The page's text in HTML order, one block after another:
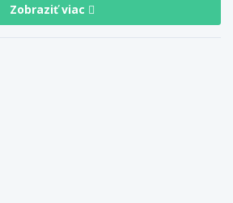
Zobraziť viac